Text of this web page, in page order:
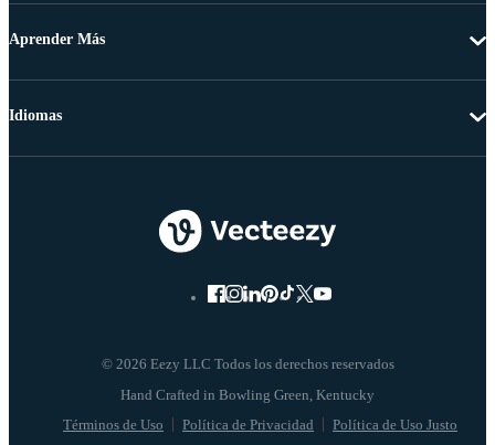
Aprender Más
© 2026 Eezy LLC Todos los derechos reservados
Términos de Uso Política de Privacidad Política de Uso Justo
Idiomas